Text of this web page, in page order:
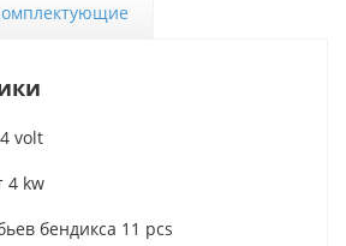
volt
4 kw
бендикса 11 pcs